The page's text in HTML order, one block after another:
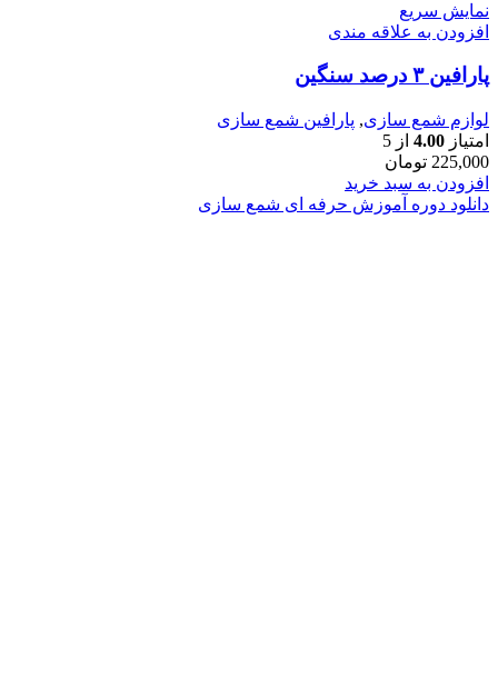
نمایش سریع
افزودن به علاقه مندی
پارافین ۳ درصد سنگین
لوازم شمع سازی, پارافین شمع سازی
امتیاز 4.00 از 5
225,000 تومان
افزودن به سبد خرید
دانلود دوره آموزش حرفه ای شمع سازی